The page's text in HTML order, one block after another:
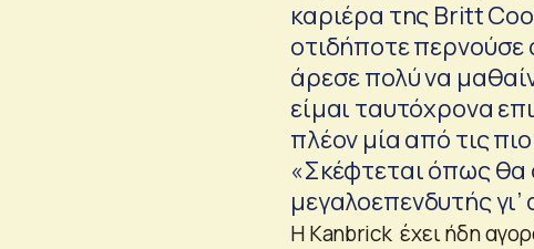
καριέρα της Britt
οτιδήποτε περνούσε
άρεσε πολύ να
είμαι ταυτόχρονα
πλέον μία από τις
«Σκέφτεται όπως θα
μεγαλοεπενδυτής
Η Kanbrick έχει ήδη